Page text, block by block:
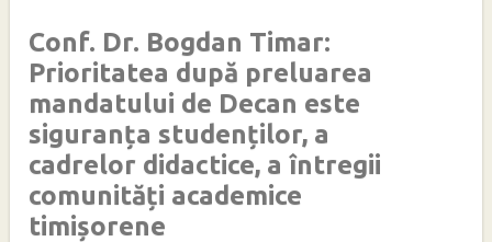
Conf. Dr. Bogdan Timar:
Prioritatea după preluarea
mandatului de Decan este
siguranța studenților, a
cadrelor didactice, a întregii
comunități academice
timișorene